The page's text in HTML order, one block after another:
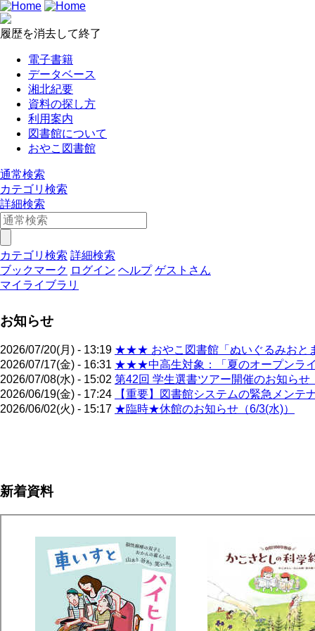
履歴を消去して終了
電子書籍
データベース
湘北紀要
資料の探し方
利用案内
図書館について
おやこ図書館
通常検索
カテゴリ検索
詳細検索
カテゴリ検索 詳細検索
ブックマーク ログイン ヘルプ ゲストさん
マイライブラリ
お知らせ
2026/07/20(月) - 13:19 ★★★ おやこ図書館「ぬいぐるみおと
2026/07/17(金) - 16:31 ★★★中高生対象：「夏のオープンラ
2026/07/08(水) - 15:02 第42回 学生選書ツアー開催のお知らせ
2026/06/19(金) - 17:24
【重要】図書館システムの緊急メンテ
2026/06/02(火) - 15:17 ★臨時★休館のお知らせ（6/3(水)）
送
新着資料